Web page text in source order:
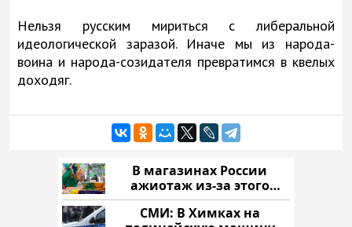
Нельзя русским мириться с либеральной
идеологической заразой. Иначе мы из народа-
воина и народа-созидателя превратимся в квелых
доходяг.
В магазинах России
ажиотаж из-за этого
продукта: что купить?
СМИ: В Химках на